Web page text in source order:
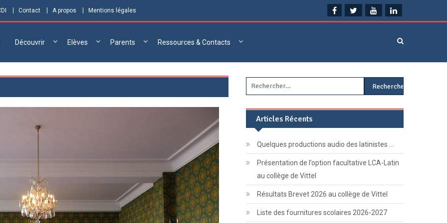
Contact A propos Mentions légales
Découvrir Elèves Parents Ressources & Contacts
Rechercher :
Articles Récents
Quelques productions audio des latinistes …
Présentation de l’option facultative LCA-Latin
au collège de Vittel
Résultats Brevet 2026 au collège de Vittel
Liste des fournitures scolaires 2026-2027